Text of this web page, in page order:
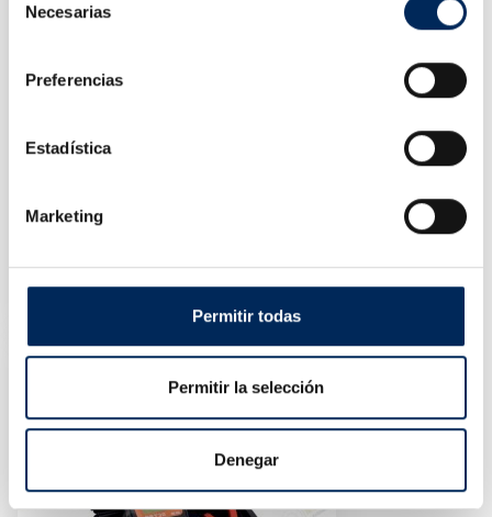
Necesarias
Preferencias
Estadística
Marketing
Permitir todas
Permitir la selección
Denegar